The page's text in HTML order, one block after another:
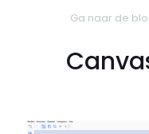
Ga naar de